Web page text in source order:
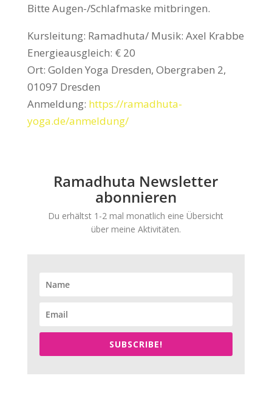
Bitte Augen-/Schlafmaske mitbringen.
Kursleitung: Ramadhuta/ Musik: Axel Krabbe
Energieausgleich: € 20
Ort: Golden Yoga Dresden, Obergraben 2,
01097 Dresden
Anmeldung: https://ramadhuta-
yoga.de/anmeldung/
Ramadhuta Newsletter
abonnieren
Du erhältst 1-2 mal monatlich eine Übersicht
über meine Aktivitäten.
SUBSCRIBE!